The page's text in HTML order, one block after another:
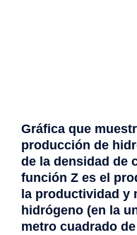
Gráfica que
producción de
de la densidad de
función Z es el
la productividad y
hidrógeno (en la
metro cuadrado